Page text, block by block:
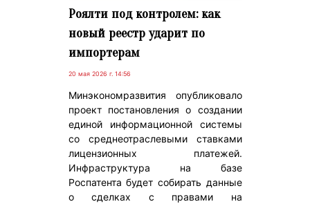
Роялти под контролем: как
новый реестр ударит по
импортерам
20 мая 2026 г. 14:56
Минэкономразвития опубликовало
проект постановления о создании
единой информационной системы
со среднеотраслевыми ставками
лицензионных платежей.
Инфраструктура на базе
Роспатента будет собирать данные
о сделках с правами на